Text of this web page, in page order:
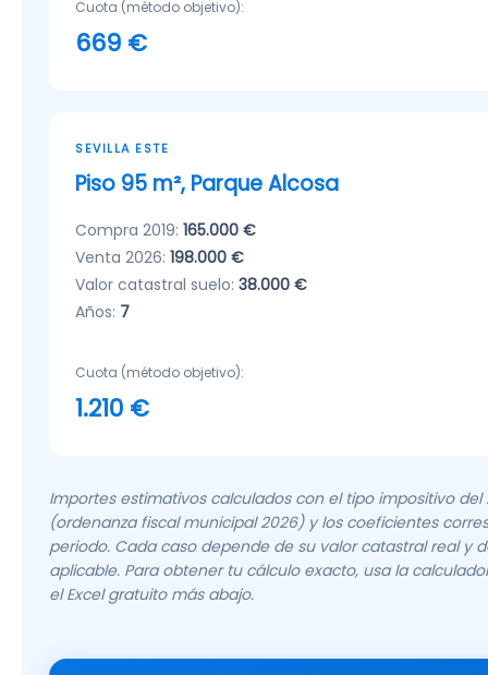
Cuota (método objetivo):
669 €
SEVILLA ESTE
Piso 95 m², Parque Alcosa
Compra 2019: 165.000 €
Venta 2026: 198.000 €
Valor catastral suelo: 38.000 €
Años: 7
Cuota (método objetivo):
1.210 €
Importes estimativos calculados con el tipo impositivo del
(ordenanza fiscal municipal 2026) y los coeficientes
periodo. Cada caso depende de su valor catastral real y
aplicable. Para obtener tu cálculo exacto, usa la
el Excel gratuito más abajo.